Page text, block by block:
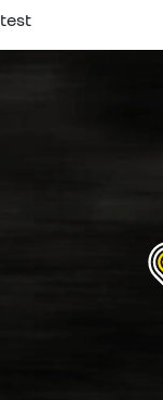
test